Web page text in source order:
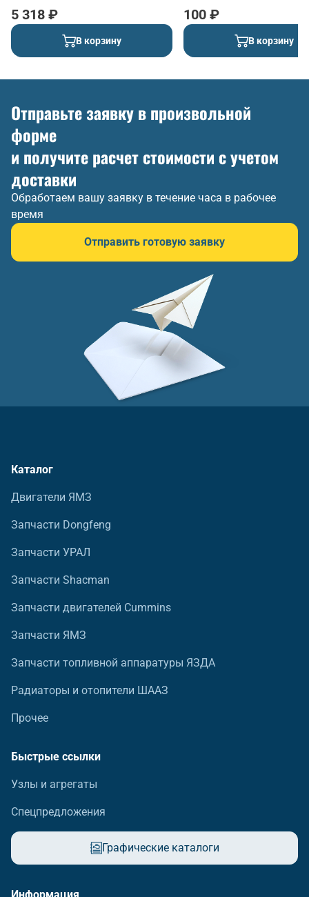
5 318 ₽
В корзину
100 ₽
В корзину
Отправьте заявку в произвольной
форме
и получите расчет стоимости с учетом
доставки
Обработаем вашу заявку в течение часа в рабочее
время
Отправить готовую заявку
Каталог
Двигатели ЯМЗ
Запчасти Dongfeng
Запчасти УРАЛ
Запчасти Shacman
Запчасти двигателей Cummins
Запчасти ЯМЗ
Запчасти топливной аппаратуры ЯЗДА
Радиаторы и отопители ШААЗ
Прочее
Быстрые ссылки
Узлы и агрегаты
Спецпредложения
Графические каталоги